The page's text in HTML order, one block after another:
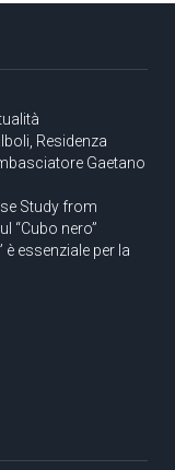
Residenza
Gaetano
Study from
“Cubo nero”
è essenziale per la